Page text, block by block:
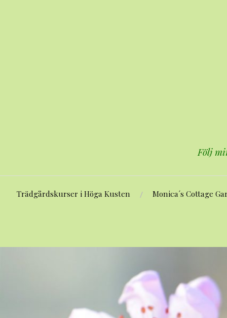
Följ
Trädgårdskurser i Höga Kusten Monica´s Cottage